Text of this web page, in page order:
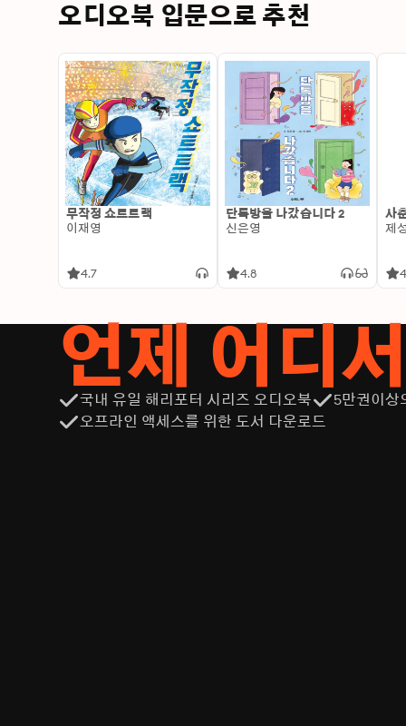
오디오북 입문으로 추천
무작정 쇼트트랙
이재영
4.7
단톡방을 나갔습니다 2
신은영
4.8
사
제
언제 어디
국내 유일 해리포터 시리즈 오디오북
5만권이상
오프라인 액세스를 위한 도서 다운로드